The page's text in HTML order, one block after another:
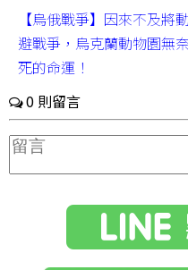
【烏俄戰爭】因來不及將
避戰爭，烏克蘭動物園無
死的命運！